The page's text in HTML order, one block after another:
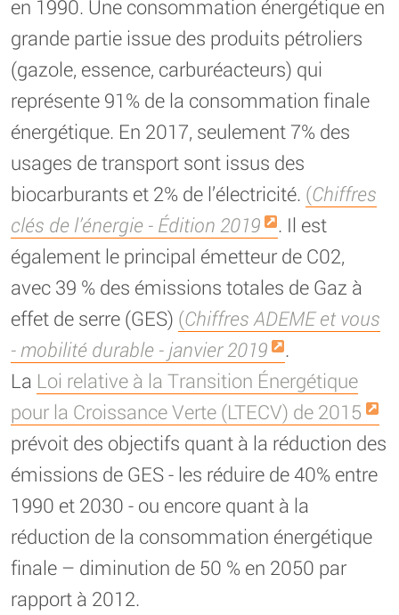
en 1990. Une consommation énergétique en
grande partie issue des produits pétroliers
(gazole, essence, carburéacteurs) qui
représente 91% de la consommation finale
énergétique. En 2017, seulement 7% des
usages de transport sont issus des
biocarburants et 2% de l’électricité. (Chiffres
clés de l’énergie - Édition 2019
. Il est
également le principal émetteur de C02,
avec 39 % des émissions totales de Gaz à
effet de serre (GES) (Chiffres ADEME et vous
- mobilité durable - janvier 2019
.
La Loi relative à la Transition Énergétique
pour la Croissance Verte (LTECV) de 2015
prévoit des objectifs quant à la réduction des
émissions de GES - les réduire de 40% entre
1990 et 2030 - ou encore quant à la
réduction de la consommation énergétique
finale – diminution de 50 % en 2050 par
rapport à 2012.